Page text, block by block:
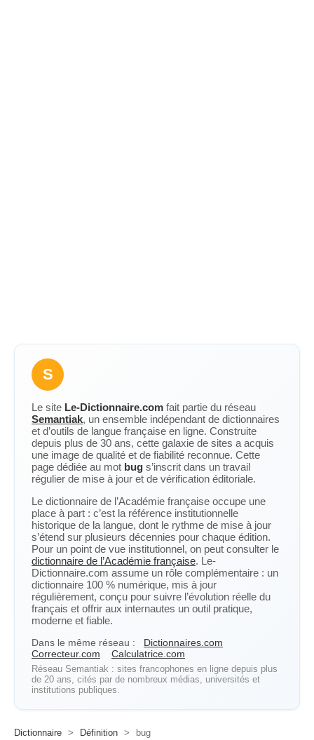
S
Le site Le-Dictionnaire.com fait partie du réseau
Semantiak, un ensemble indépendant de dictionnaires
et d’outils de langue française en ligne. Construite
depuis plus de 30 ans, cette galaxie de sites a acquis
une image de qualité et de fiabilité reconnue. Cette
page dédiée au mot bug s’inscrit dans un travail
régulier de mise à jour et de vérification éditoriale.
Le dictionnaire de l’Académie française occupe une
place à part : c’est la référence institutionnelle
historique de la langue, dont le rythme de mise à jour
s’étend sur plusieurs décennies pour chaque édition.
Pour un point de vue institutionnel, on peut consulter le
dictionnaire de l’Académie française. Le-
Dictionnaire.com assume un rôle complémentaire : un
dictionnaire 100 % numérique, mis à jour
régulièrement, conçu pour suivre l’évolution réelle du
français et offrir aux internautes un outil pratique,
moderne et fiable.
Dans le même réseau :
Dictionnaires.com
Correcteur.com
Calculatrice.com
Réseau Semantiak : sites francophones en ligne depuis plus
de 20 ans, cités par de nombreux médias, universités et
institutions publiques.
Dictionnaire > Définition > bug